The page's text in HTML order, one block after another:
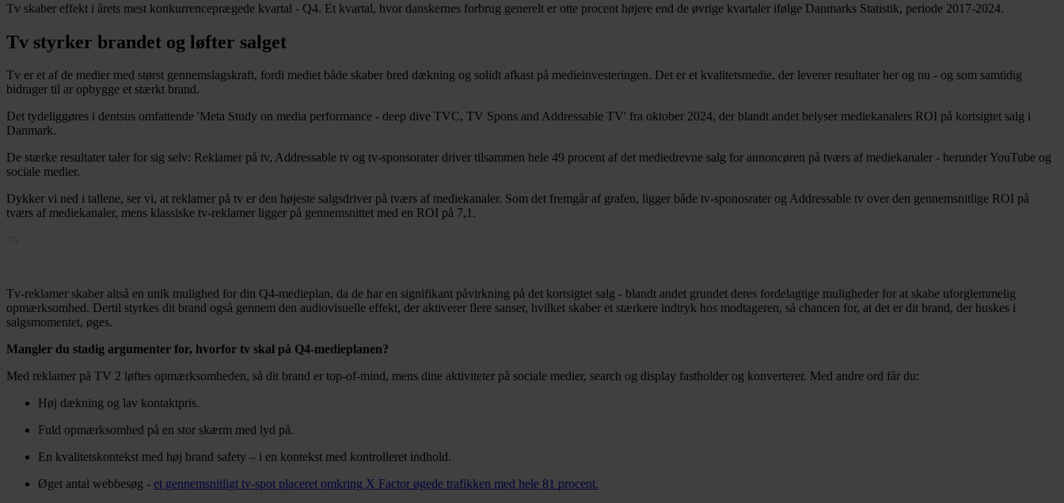
Tv skaber effekt i årets mest konkurrenceprægede kvartal - Q4. Et kvartal, hvor danskernes forbrug generelt er otte procent højere end de øvrige kvartaler ifølge Danmarks Statistik, periode 2017-2024.
Tv styrker brandet og løfter salget
Tv er et af de medier med størst gennemslagskraft, fordi mediet både skaber bred dækning og solidt afkast på medieinvesteringen. Det er et kvalitetsmedie, der leverer resultater her og nu - og som samtidig
bidrager til ar opbygge et stærkt brand.
Det tydeliggøres i dentsus omfattende 'Meta Study on media performance - deep dive TVC, TV Spons and Addressable TV' fra oktober 2024, der blandt andet belyser mediekanalers ROI på kortsigtet salg i
Danmark.
De stærke resultater taler for sig selv: Reklamer på tv, Addressable tv og tv-sponsorater driver tilsammen hele 49 procent af det mediedrevne salg for annoncøren på tværs af mediekanaler - herunder YouTube og
sociale medier.
Dykker vi ned i tallene, ser vi, at reklamer på tv er den højeste salgsdriver på tværs af mediekanaler. Som det fremgår af grafen, ligger både tv-sponosrater og Addressable tv over den gennemsnitlige ROI på
tværs af mediekanaler, mens klassiske tv-reklamer ligger på gennemsnittet med en ROI på 7,1.
Tv-reklamer skaber altså en unik mulighed for din Q4-medieplan, da de har en signifikant påvirkning på det kortsigtet salg - blandt andet grundet deres fordelagtige muligheder for at skabe uforglemmelig
opmærksomhed. Dertil styrkes dit brand også gennem den audiovisuelle effekt, der aktiverer flere sanser, hvilket skaber et stærkere indtryk hos modtageren, så chancen for, at det er dit brand, der huskes i
salgsmomentet, øges.
Mangler du stadig argumenter for, hvorfor tv skal på Q4-medieplanen?
Med reklamer på TV 2 løftes opmærksomheden, så dit brand er top-of-mind, mens dine aktiviteter på sociale medier, search og display fastholder og konverterer. Med andre ord får du:
Høj dækning og lav kontaktpris.
Fuld opmærksomhed på en stor skærm med lyd på.
En kvalitetskontekst med høj brand safety – i en kontekst med kontrolleret indhold.
Øget antal webbesøg - et gennemsnitligt tv-spot placeret omkring X Factor øgede trafikken med hele 81 procent.